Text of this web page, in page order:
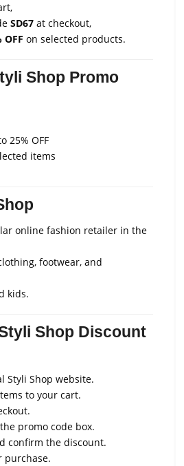
SD67 at checkout,
OFF on selected products.
Shop Promo
25% OFF
items
online fashion retailer in the
footwear, and
kids.
Shop Discount
Styli Shop website.
to your cart.
promo code box.
confirm the discount.
purchase.